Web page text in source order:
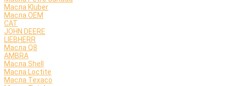
Масла Kluber
Масла OEM
CAT
JOHN DEERE
LIEBHERR
Масла Q8
AMBRA
Масла Shell
Масла Loctite
Масла Texaco